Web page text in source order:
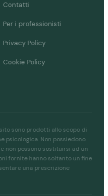
Contatti
Per i professionisti
Privacy Policy
Cookie Policy
sono prodotti allo scopo di
psicologica. Non possiedono
non possono sostituirsi ad un
fornite hanno soltanto un fine
una prescrizione